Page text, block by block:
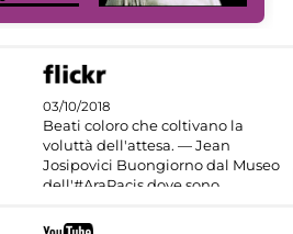
03/10/2018
Beati coloro che coltivano la
voluttà dell'attesa. — Jean
Josipovici Buongiorno dal Museo
dell'#AraPacis dove sono